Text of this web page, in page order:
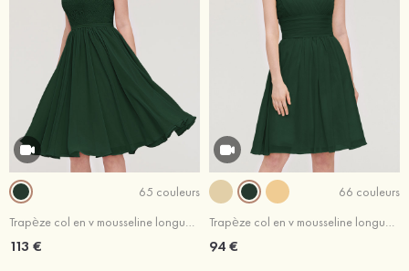
65 couleurs
Trapèze col en v mousseline longueur genou robe de demoiselle d'honneur avec dentelle
113 €
66 couleurs
Trapèze col en v mousseline longueur genou robe de demoiselle d'honneur jonquille
94 €